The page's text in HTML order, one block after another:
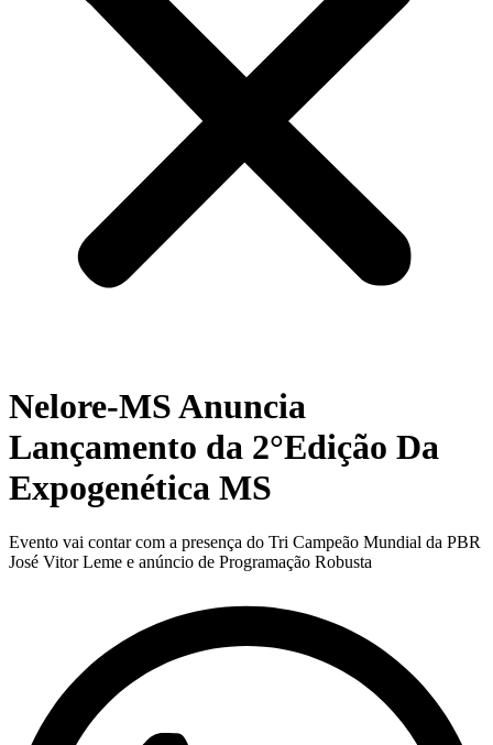
Nelore-MS Anuncia
Lançamento da 2°Edição Da
Expogenética MS
Evento vai contar com a presença do Tri Campeão Mundial da PBR
José Vitor Leme e anúncio de Programação Robusta